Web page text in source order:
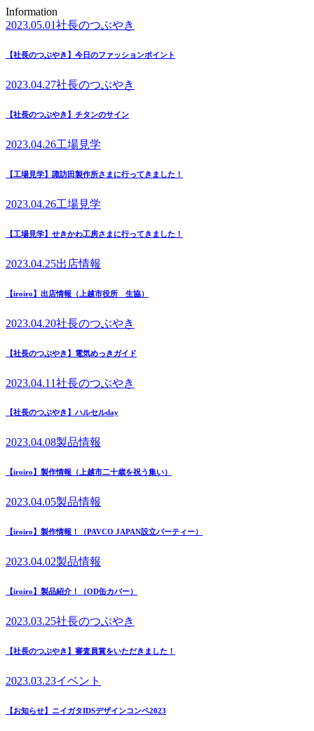
Information
2023.05.01社長のつぶやき
【社長のつぶやき】今日のファッションポイント
2023.04.27社長のつぶやき
【社長のつぶやき】チタンのサイン
2023.04.26工場見学
【工場見学】諏訪田製作所さまに行ってきました！
2023.04.26工場見学
【工場見学】せきかわ工房さまに行ってきました！
2023.04.25出店情報
【iroiro】出店情報（上越市役所 生協）
2023.04.20社長のつぶやき
【社長のつぶやき】電気めっきガイド
2023.04.11社長のつぶやき
【社長のつぶやき】ハルセルday
2023.04.08製品情報
【iroiro】製作情報（上越市二十歳を祝う集い）
2023.04.05製品情報
【iroiro】製作情報！（PAVCO JAPAN設立パーティー）
2023.04.02製品情報
【iroiro】製品紹介！（OD缶カバー）
2023.03.25社長のつぶやき
【社長のつぶやき】審査員賞をいただきました！
2023.03.23イベント
【お知らせ】ニイガタIDSデザインコンペ2023